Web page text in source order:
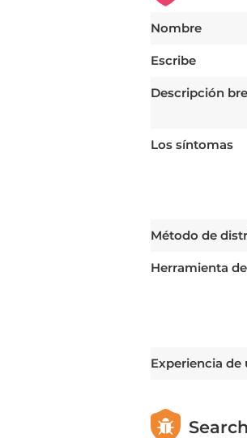
Nombre
Escribe
Descripción
Los síntomas
Método de
Herramienta
Experiencia de